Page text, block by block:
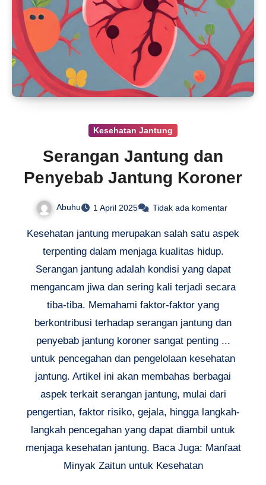
Kesehatan Jantung
Serangan Jantung dan
Penyebab Jantung Koroner
Abuhu 1 April 2025 Tidak ada komentar
Kesehatan jantung merupakan salah satu aspek
terpenting dalam menjaga kualitas hidup.
Serangan jantung adalah kondisi yang dapat
mengancam jiwa dan sering kali terjadi secara
tiba-tiba. Memahami faktor-faktor yang
berkontribusi terhadap serangan jantung dan
penyebab jantung koroner sangat penting ...
untuk pencegahan dan pengelolaan kesehatan
jantung. Artikel ini akan membahas berbagai
aspek terkait serangan jantung, mulai dari
pengertian, faktor risiko, gejala, hingga langkah-
langkah pencegahan yang dapat diambil untuk
menjaga kesehatan jantung. Baca Juga: Manfaat
Minyak Zaitun untuk Kesehatan